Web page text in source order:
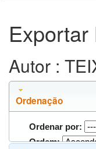
Exportar
Autor :
Ordenação
Ordenar por:
Ordem: